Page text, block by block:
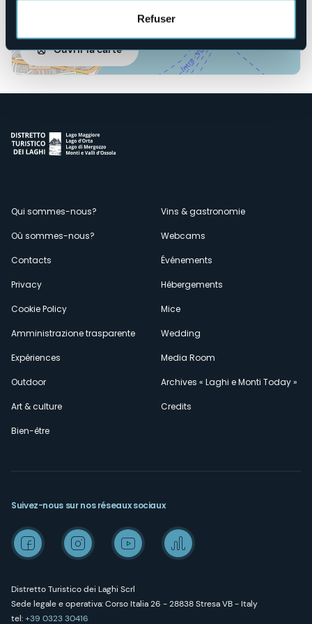
Refuser
Ouvrir la carte
Menù
secondario
Qui sommes-nous?
Où sommes-nous?
Contacts
Privacy
Cookie Policy
Amministrazione trasparente
Expériences
Outdoor
Art & culture
Bien-être
Vins & gastronomie
Webcams
Événements
Hébergements
Mice
Wedding
Media Room
Archives « Laghi e Monti Today »
Credits
Distretto Turistico dei Laghi Scrl
Sede legale e operativa: Corso Italia 26 - 28838 Stresa VB - Italy
tel:+39 0323 30416
Suivez-nous sur nos réseaux sociaux